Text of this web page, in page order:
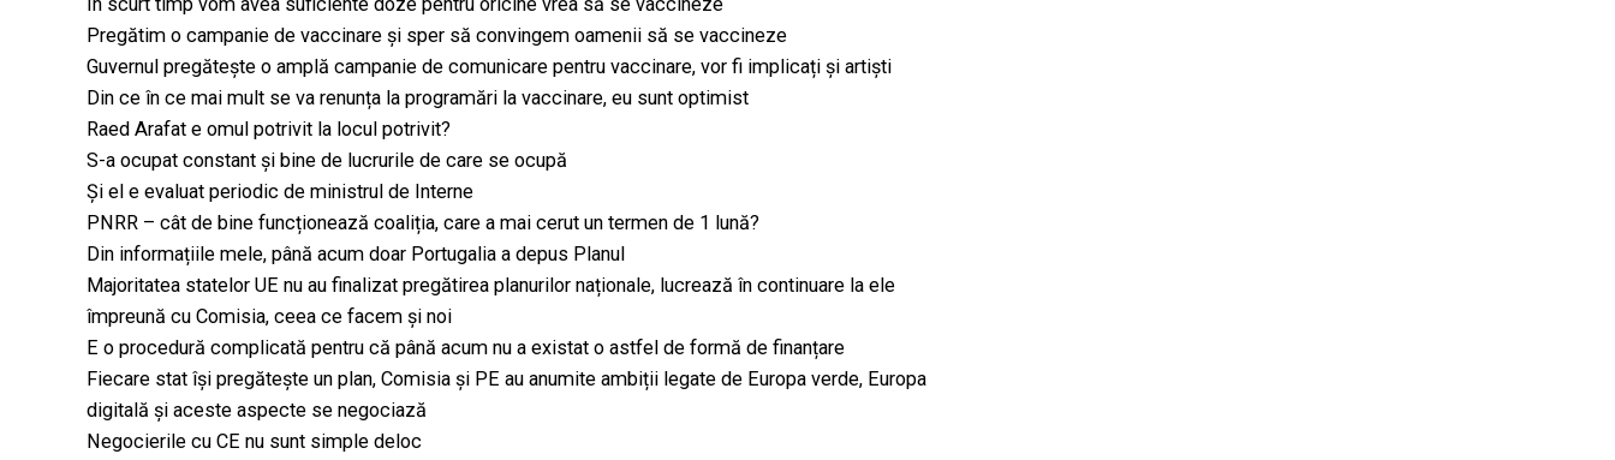
În scurt timp vom avea suficiente doze pentru oricine vrea să se vaccineze
Pregătim o campanie de vaccinare și sper să convingem oamenii să se vaccineze
Guvernul pregătește o amplă campanie de comunicare pentru vaccinare, vor fi implicați și artiști
Din ce în ce mai mult se va renunța la programări la vaccinare, eu sunt optimist
Raed Arafat e omul potrivit la locul potrivit?
S-a ocupat constant și bine de lucrurile de care se ocupă
Și el e evaluat periodic de ministrul de Interne
PNRR – cât de bine funcționează coaliția, care a mai cerut un termen de 1 lună?
Din informațiile mele, până acum doar Portugalia a depus Planul
Majoritatea statelor UE nu au finalizat pregătirea planurilor naționale, lucrează în continuare la ele
împreună cu Comisia, ceea ce facem și noi
E o procedură complicată pentru că până acum nu a existat o astfel de formă de finanțare
Fiecare stat își pregătește un plan, Comisia și PE au anumite ambiții legate de Europa verde, Europa
digitală și aceste aspecte se negociază
Negocierile cu CE nu sunt simple deloc